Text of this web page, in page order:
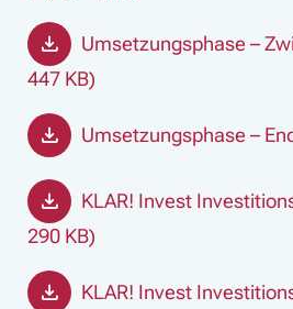
Umsetzungsphase –
447 KB)
Umsetzungsphase –
KLAR! Invest
290 KB)
KLAR! Invest